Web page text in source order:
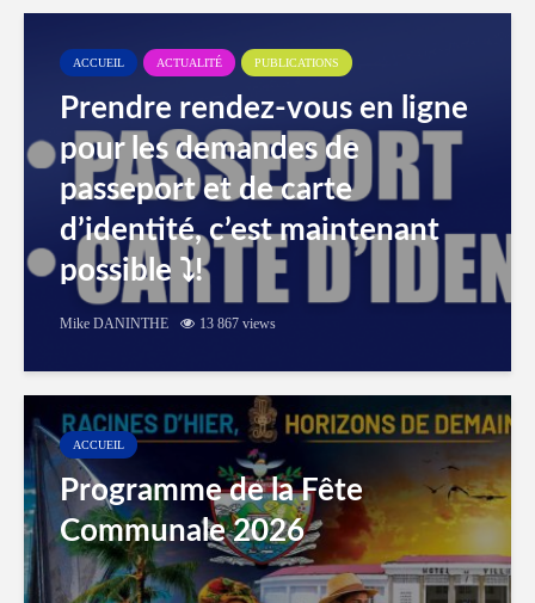
ACCUEIL ACTUALITÉ PUBLICATIONS
Prendre rendez-vous en ligne
pour les demandes de
passeport et de carte
d’identité, c’est maintenant
possible ⤵️!
Mike DANINTHE 13 867 views
ACCUEIL
Programme de la Fête
Communale 2026